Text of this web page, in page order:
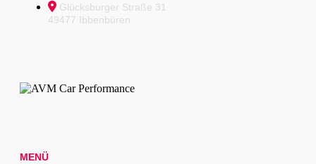
Glücksburger Straße 31
49477 Ibbenbüren
MENÜ